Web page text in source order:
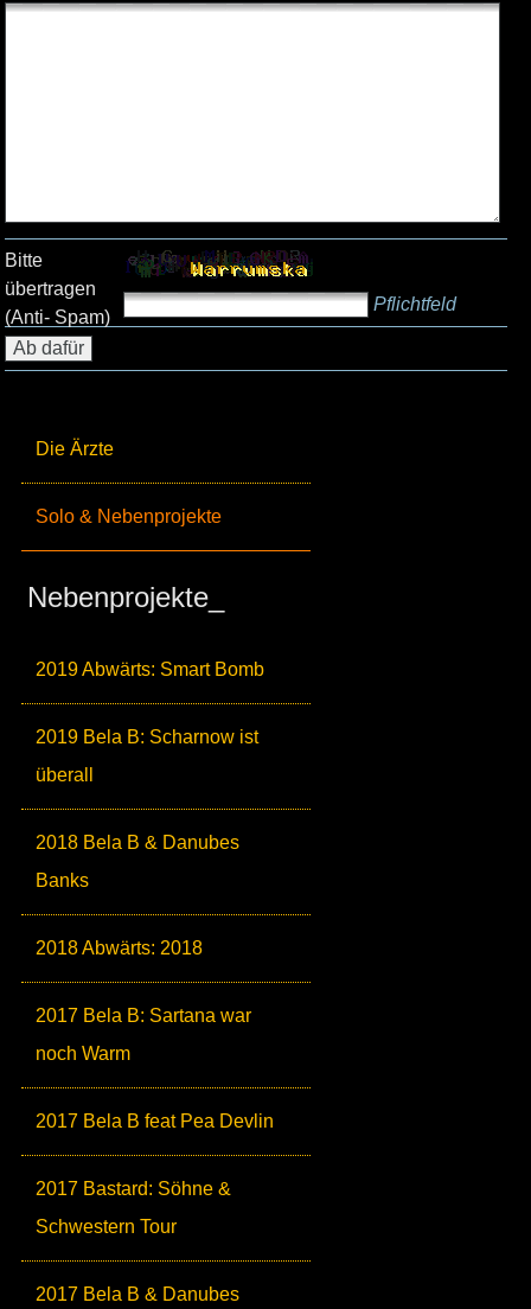
Die Ärzte
Solo & Nebenprojekte
Nebenprojekte_
2019 Abwärts: Smart Bomb
2019 Bela B: Scharnow ist
überall
2018 Bela B & Danubes
Banks
2018 Abwärts: 2018
2017 Bela B: Sartana war
noch Warm
2017 Bela B feat Pea Devlin
2017 Bastard: Söhne &
Schwestern Tour
2017 Bela B & Danubes
Bitte
übertragen
(Anti- Spam)
Pflichtfeld